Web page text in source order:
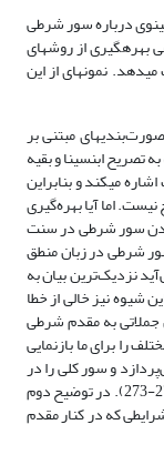
درباره سور شرطی
بهره­گیری از روش­های
نمونه­ای از این
مبتنی بر
تصریح ابن­سینا و بقیه
می­کند و بنابراین
اما آیا بهره‌گیری
سور شرطی در سنت
شرطی در زبان منطق
نزدیک‌ترین بیان به
نیز خالی از خطا
به مقدم شرطی
را برای ما بازنمایی
و سور کلی را در
شرطی متصل توضیح می‌دهد (ابن­سینا، 1405: 265 و 272-273). در توضیح دوم
که در کنار مقدم